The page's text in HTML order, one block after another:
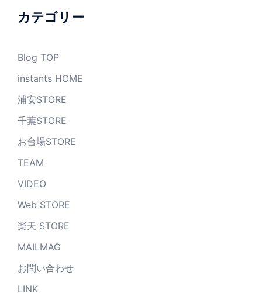
ブ
カテゴリー
Blog TOP
instants HOME
浦安STORE
千葉STORE
お台場STORE
TEAM
VIDEO
Web STORE
楽天 STORE
MAILMAG
お問い合わせ
LINK